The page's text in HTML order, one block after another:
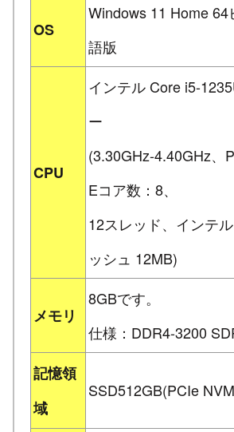
OS
Windows 11 Home 64
語版
CPU
インテル Core i5-
ー
(3.30GHz-4.40GHz、P
Eコア数：8、
12スレッド、インテ
ッシュ 12MB)
メモリ
8GBです。
仕様：DDR4-3200
記憶領
域
SSD512GB(PCIe